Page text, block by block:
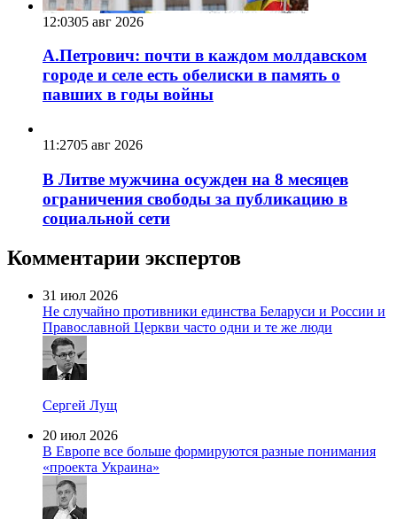
12:0305 авг 2026
А.Петрович: почти в каждом молдавском
городе и селе есть обелиски в память о
павших в годы войны
11:2705 авг 2026
В Литве мужчина осужден на 8 месяцев
ограничения свободы за публикацию в
социальной сети
Комментарии экспертов
31 июл 2026
Не случайно противники единства Беларуси и России и
Православной Церкви часто одни и те же люди
Сергей Лущ
20 июл 2026
В Европе все больше формируются разные понимания
«проекта Украина»